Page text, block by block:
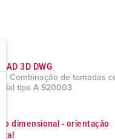
CAD 3D DWG
Combinação de tomadas
tipo A 920003
dimensional - orientação